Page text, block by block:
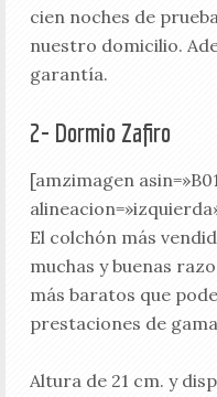
cien noches de
nuestro domicilio.
garantía.
2- Dormio Zafiro
[amzimagen
El colchón más
muchas y buenas
más baratos que
prestaciones de
Altura de 21 cm. y